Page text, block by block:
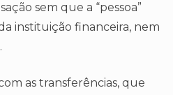
sem que a “pessoa”
instituição financeira, nem
as transferências, que